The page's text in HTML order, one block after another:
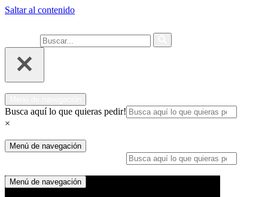
Saltar al contenido
Busca aquí lo que quieras pedir!
×
Menú de navegación
Menú de navegación
Ahora compra fácil y rápido por